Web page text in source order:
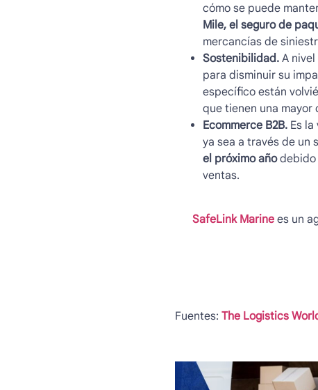
cómo se puede
Mile, el seguro de
mercancías de
Sostenibilidad.A nivel
para disminuir su
específico están
que tienen una
Ecommerce B2B.Es la
ya sea a través de un
el próximo añodebido
ventas.
SafeLink Marinees un
Fuentes: The Logistics